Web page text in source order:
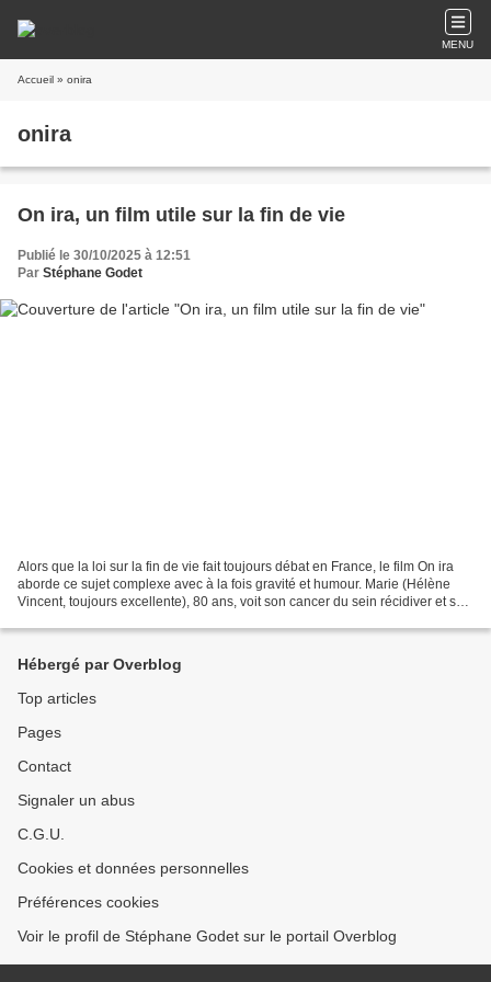
MENU
Accueil » onira
onira
On ira, un film utile sur la fin de vie
Publié le 30/10/2025 à 12:51
Par Stéphane Godet
Alors que la loi sur la fin de vie fait toujours débat en France, le film On ira
aborde ce sujet complexe avec à la fois gravité et humour. Marie (Hélène
Vincent, toujours excellente), 80 ans, voit son cancer du sein récidiver et se
Hébergé par Overblog
Top articles
Pages
Contact
Signaler un abus
C.G.U.
Cookies et données personnelles
Préférences cookies
Voir le profil de Stéphane Godet sur le portail Overblog